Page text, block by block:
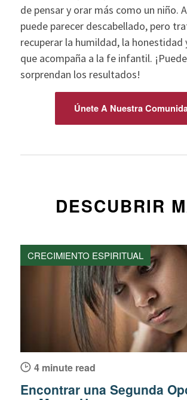
de pensar y orar más como un niño.
puede parecer descabellado, pero
recuperar la humildad, la honestidad
que acompaña a la fe infantil.
sorprendan los resultados!
Únete A Nuestra
DESCUBRIR
CRECIMIENTO ESPIRITUAL
4 minute read
Encontrar una Segunda